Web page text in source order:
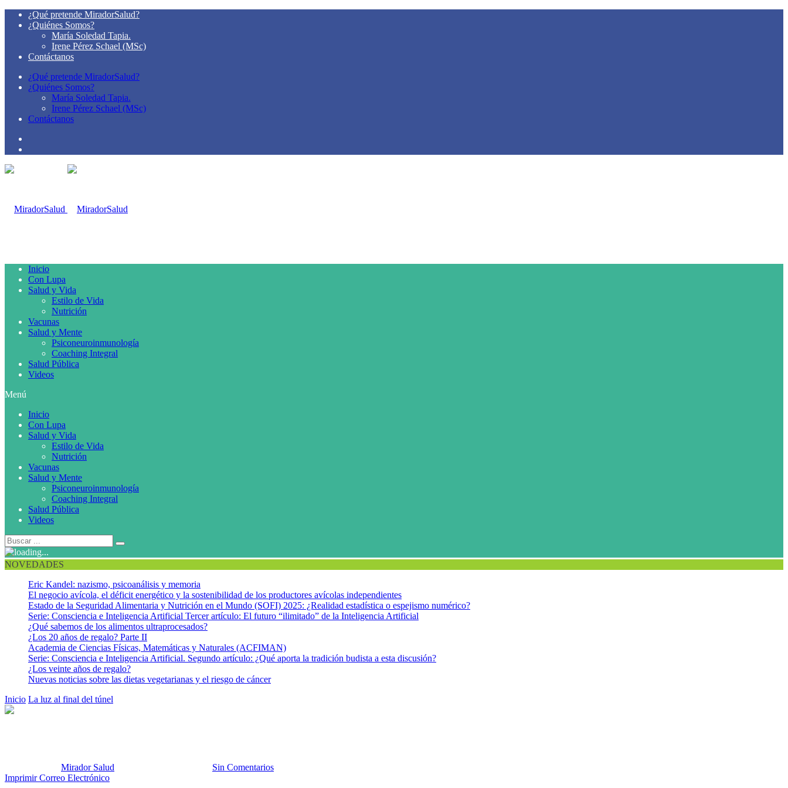
¿Qué pretende MiradorSalud?
¿Quiénes Somos?
María Soledad Tapia.
Irene Pérez Schael (MSc)
Contáctanos
¿Qué pretende MiradorSalud?
¿Quiénes Somos?
María Soledad Tapia.
Irene Pérez Schael (MSc)
Contáctanos
Inicio
Con Lupa
Salud y Vida
Estilo de Vida
Nutrición
Vacunas
Salud y Mente
Psiconeuroinmunología
Coaching Integral
Salud Pública
Videos
Menú
Inicio
Con Lupa
Salud y Vida
Estilo de Vida
Nutrición
Vacunas
Salud y Mente
Psiconeuroinmunología
Coaching Integral
Salud Pública
Videos
NOVEDADES
Eric Kandel: nazismo, psicoanálisis y memoria
El negocio avícola, el déficit energético y la sostenibilidad de los productores avícolas independientes
Estado de la Seguridad Alimentaria y Nutrición en el Mundo (SOFI) 2025: ¿Realidad estadística o espejismo numérico?
Serie: Consciencia e Inteligencia Artificial Tercer artículo: El futuro “ilimitado” de la Inteligencia Artificial
¿Qué sabemos de los alimentos ultraprocesados?
¿Los 20 años de regalo? Parte II
Academia de Ciencias Físicas, Matemáticas y Naturales (ACFIMAN)
Serie: Consciencia e Inteligencia Artificial. Segundo artículo: ¿Qué aporta la tradición budista a esta discusión?
¿Los veinte años de regalo?
Nuevas noticias sobre las dietas vegetarianas y el riesgo de cáncer
Inicio La luz al final del túnel
Mirador Salud
Sin Comentarios
Imprimir Correo Electrónico